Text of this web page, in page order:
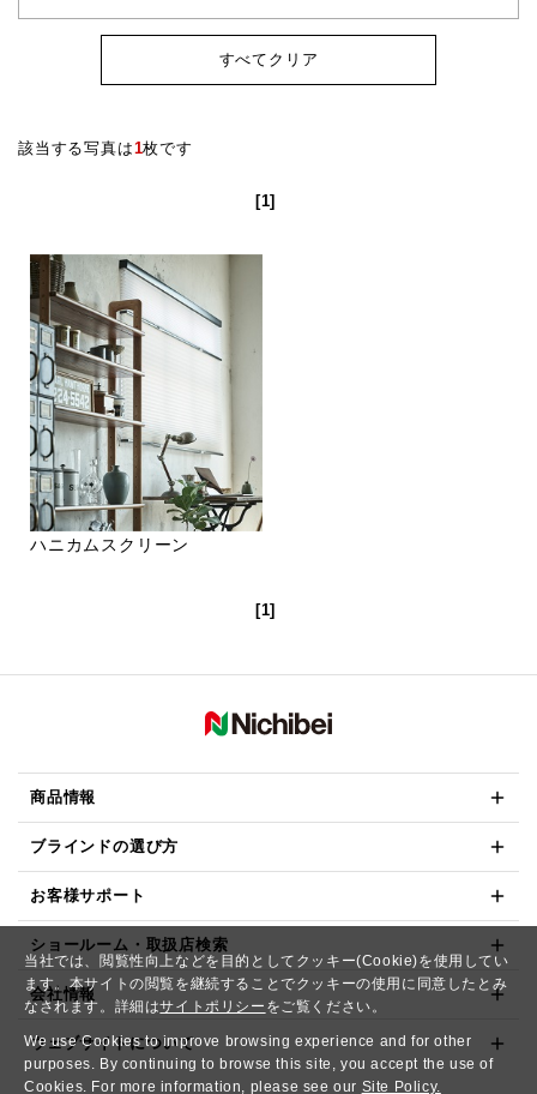
当社では、閲覧性向上などを目的としてクッキー(Cookie)を使用してい
ます。本サイトの閲覧を継続することでクッキーの使用に同意したとみ
なされます。詳細はサイトポリシー をご覧ください。
We use Cookies to improve browsing experience and for other
purposes. By continuing to browse this site, you accept the use of
Cookies. For more information, please see our Site Policy.
すべてクリア
該当する写真は1枚です
[1]
ハニカムスクリーン
[1]
商品情報
ブラインドの選び方
お客様サポート
ショールーム・取扱店検索
会社情報
ウェブサイトについて